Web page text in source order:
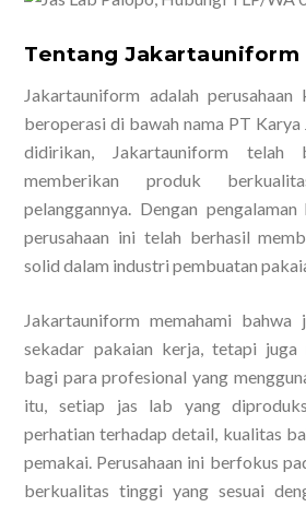
Tentang Jakartauniform
Jakartauniform adalah
beroperasi di bawah nama PT
didirikan, Jakartauniform telah
memberikan produk
pelanggannya. Dengan
perusahaan ini telah berhasil
solid dalam industri pembuatan
Jakartauniform memahami bahwa
sekadar pakaian kerja, tetapi juga
bagi para profesional yang
itu, setiap jas lab yang
perhatian terhadap detail, kualitas
pemakai. Perusahaan ini berfokus
berkualitas tinggi yang sesuai